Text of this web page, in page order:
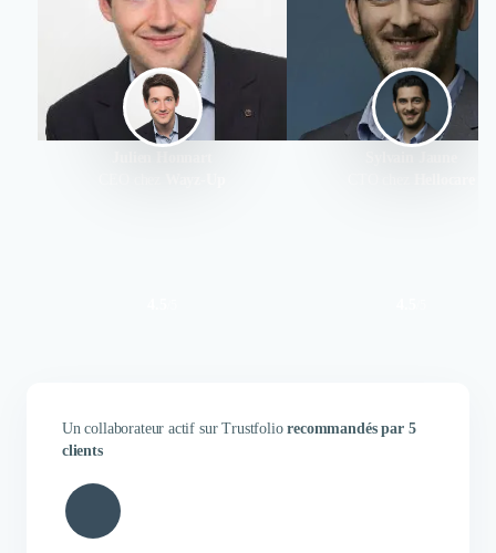
OMTS a relevé le challenge de
développer notre appli iOS
Un collaborateur actif sur Trustfoliorecommandés par 5
clients